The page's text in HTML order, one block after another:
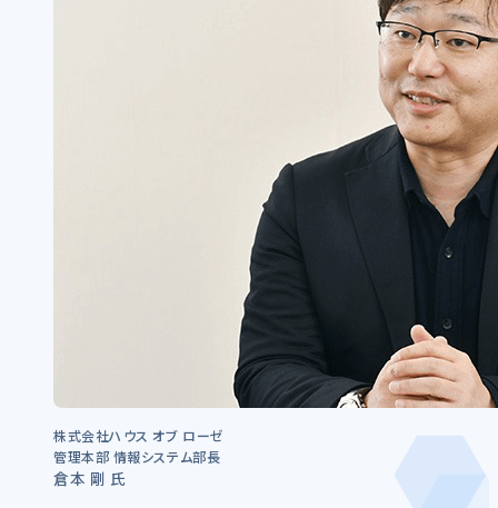
株式会社ハウス オブ ローゼ
管理本部 情報システム部長
倉本 剛 氏